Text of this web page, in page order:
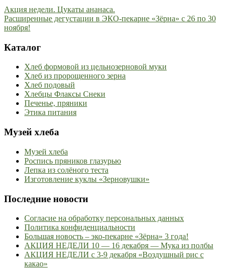
Акция недели. Цукаты ананаса.
Расширенные дегустации в ЭКО-пекарне «Зёрна» с 26 по 30
ноября!
Каталог
Хлеб формовой из цельнозерновой муки
Хлеб из пророщенного зерна
Хлеб подовый
Хлебцы Флаксы Снеки
Печенье, пряники
Этика питания
Музей хлеба
Музей хлеба
Роспись пряников глазурью
Лепка из солёного теста
Изготовление куклы «Зерновушки»
Последние новости
Согласие на обработку персональных данных
Политика конфиденциальности
Большая новость – эко-пекарне «Зёрна» 3 года!
АКЦИЯ НЕДЕЛИ 10 — 16 декабря — Мука из полбы
АКЦИЯ НЕДЕЛИ с 3-9 декабря «Воздушный рис с
какао»